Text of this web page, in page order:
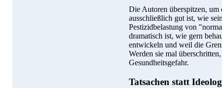
Die Autoren überspitzen, um
ausschließlich gut ist, wie
Pestizidbelastung von
dramatisch ist, wie gern
entwickeln und weil die
Werden sie mal
Gesundheitsgefahr.
Tatsachen statt